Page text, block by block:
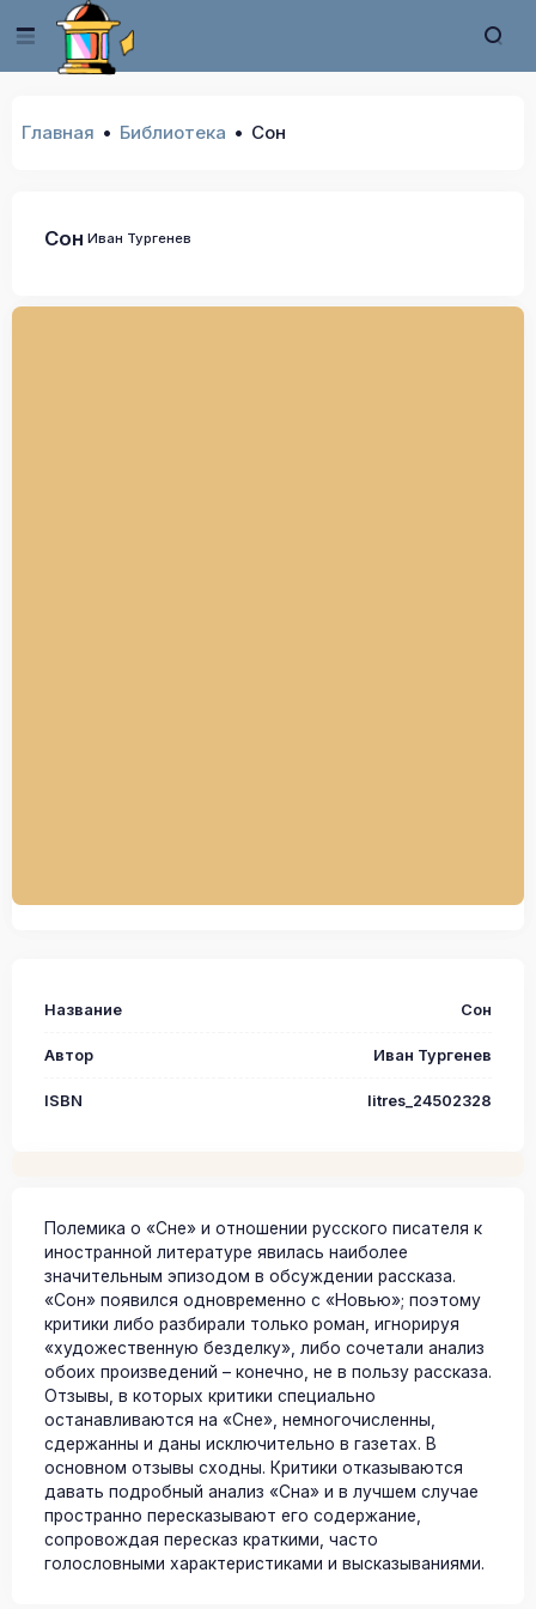
Главная Библиотека Сон
Сон Иван Тургенев
Название Сон
Автор Иван Тургенев
ISBN litres_24502328
Полемика о «Сне» и отношении русского писателя к
иностранной литературе явилась наиболее
значительным эпизодом в обсуждении рассказа.
«Сон» появился одновременно с «Новью»; поэтому
критики либо разбирали только роман, игнорируя
«художественную безделку», либо сочетали анализ
обоих произведений – конечно, не в пользу рассказа.
Отзывы, в которых критики специально
останавливаются на «Сне», немногочисленны,
сдержанны и даны исключительно в газетах. В
основном отзывы сходны. Критики отказываются
давать подробный анализ «Сна» и в лучшем случае
пространно пересказывают его содержание,
сопровождая пересказ краткими, часто
голословными характеристиками и высказываниями.